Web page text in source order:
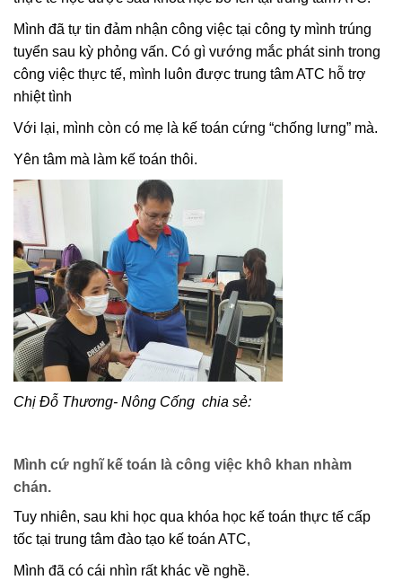
Mình đã tự tin đảm nhận công việc tại công ty mình trúng
tuyển sau kỳ phỏng vấn. Có gì vướng mắc phát sinh trong
công việc thực tế, mình luôn được trung tâm ATC hỗ trợ
nhiệt tình
Với lại, mình còn có mẹ là kế toán cứng “chống lưng” mà.
Yên tâm mà làm kế toán thôi.
Chị Đỗ Thương- Nông Cống chia sẻ:
Mình cứ nghĩ kế toán là công việc khô khan nhàm
chán.
Tuy nhiên, sau khi học qua khóa học kế toán thực tế cấp
tốc tại trung tâm đào tạo kế toán ATC,
Mình đã có cái nhìn rất khác về nghề.